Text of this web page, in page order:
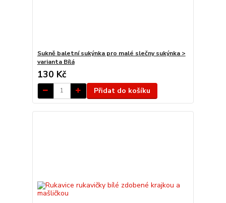
Sukně baletní sukýnka pro malé slečny sukýnka >
varianta Bílá
130 Kč
Přidat do košíku